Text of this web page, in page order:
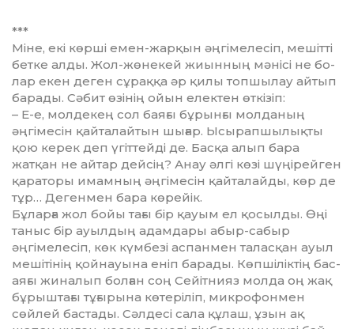
***
Міне, екі көрші емен-жарқын әң­гімелесіп, мешітті
бетке алды. Жол-жөнекей жиынның мәнісі не бо­
лар екен деген сұраққа әр қилы топ­шылау айтып
барады. Сәбит өзі­нің ойын електен өткізіп:
– Е-е, молдекең сол баяғы бұ­рын­ғы молданың
әңгімесін қай­та­лай­тын шығар. Ысырапшылықты
қою керек деп үгіттейді де. Басқа алып бара
жатқан не айтар дейсің? Анау әлгі көзі шүңірейген
қараторы има­мның әңгімесін қайталайды, көр де
тұр… Дегенмен бара көрейік.
Бұларға жол бойы тағы бір қауым ел қосылды. Өңі
таныс бір ауылдың адам­дары абыр-сабыр
әңгімелесіп, көк күмбезі аспанмен таласқан ауыл
ме­шітінің қойнауына еніп барады. Көп­шіліктің бас-
аяғы жиналып бол­ған соң Сейітнияз молда оң жақ
бұ­рыш­тағы тұғырына көтеріліп, мик­рофонмен
сөйлей бастады. Сәл­десі сала құлаш, ұзын ақ